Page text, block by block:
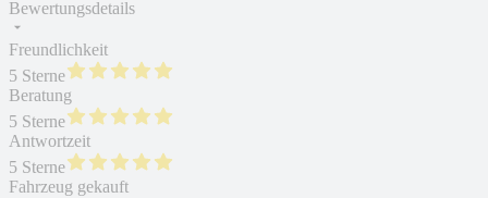
Bewertungsdetails
Freundlichkeit
5 Sterne
Beratung
5 Sterne
Antwortzeit
5 Sterne
Fahrzeug gekauft